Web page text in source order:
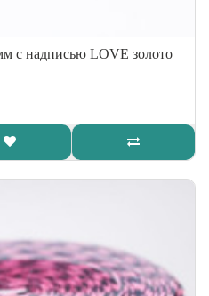
с надписью LOVE золото